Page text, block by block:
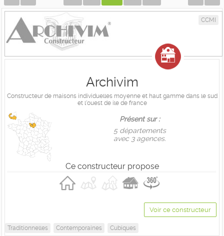
CCMI
Archivim
Constructeur de maisons individuelles moyenne et haut gamme dans le sud
et l'ouest de ile de france
Présent sur :
5 départements
avec 3 agences.
Ce constructeur propose
Voir ce constructeur
Traditionnelles Contemporaines Cubiques